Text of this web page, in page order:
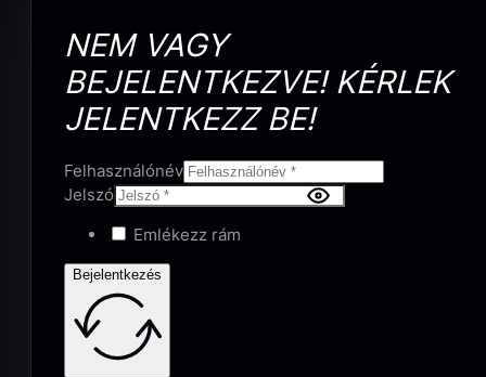
NEM VAGY
BEJELENTKEZVE! KÉRLEK
JELENTKEZZ BE!
Felhasználónév
Jelszó
Emlékezz rám
Bejelentkezés